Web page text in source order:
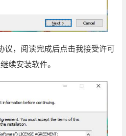
，阅读完成后点击我接受许可
续安装软件。